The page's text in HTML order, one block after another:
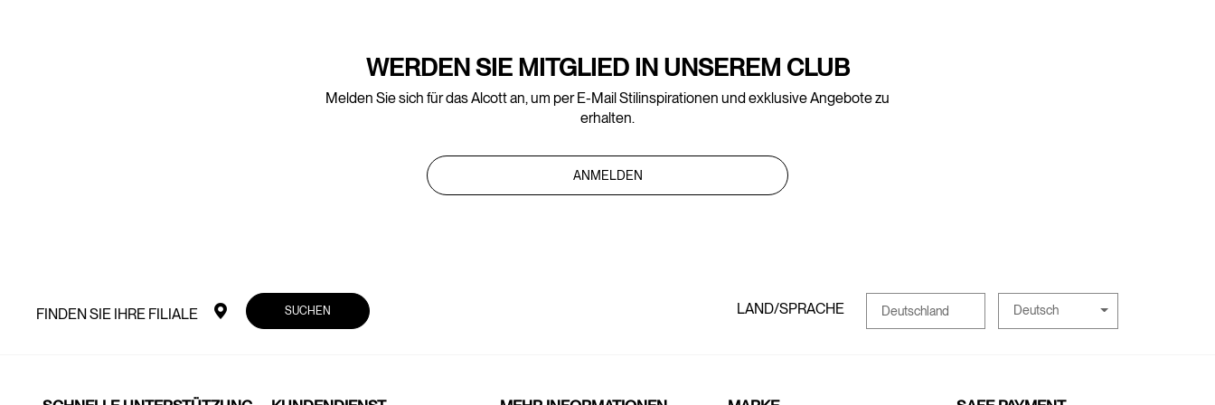
WERDEN SIE MITGLIED IN UNSEREM CLUB
Melden Sie sich für das Alcott an, um per E-Mail Stilinspirationen und exklusive Angebote zu
erhalten.
ANMELDEN
FINDEN SIE IHRE FILIALE SUCHEN LAND/SPRACHE Deutschland Deutsch